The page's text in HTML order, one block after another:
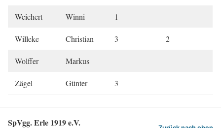
Weichert Winni 1
Willeke Christian 3 2
Wolffer Markus
Zägel Günter 3
SpVgg. Erle 1919 e.V.